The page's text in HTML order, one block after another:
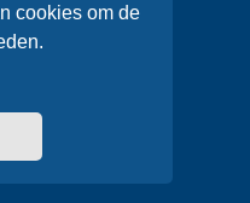
cookies om de